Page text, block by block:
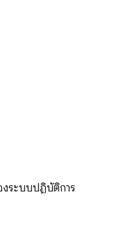
ระบบปฏิบัติการ